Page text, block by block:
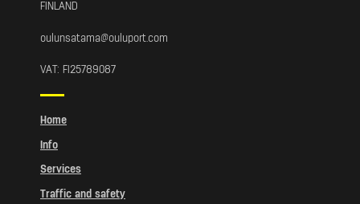
FINLAND
oulunsatama@ouluport.com
VAT: FI25789087
Home
Info
Services
Traffic and safety